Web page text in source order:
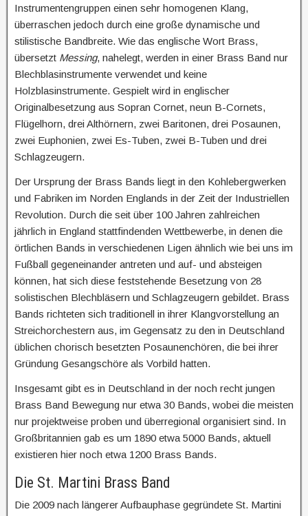
Instrumentengruppen einen sehr homogenen Klang,
überraschen jedoch durch eine große dynamische und
stilistische Bandbreite. Wie das englische Wort Brass,
übersetzt Messing, nahelegt, werden in einer Brass Band nur
Blechblasinstrumente verwendet und keine
Holzblasinstrumente. Gespielt wird in englischer
Originalbesetzung aus Sopran Cornet, neun B-Cornets,
Flügelhorn, drei Althörnern, zwei Baritonen, drei Posaunen,
zwei Euphonien, zwei Es-Tuben, zwei B-Tuben und drei
Schlagzeugern.
Der Ursprung der Brass Bands liegt in den Kohlebergwerken
und Fabriken im Norden Englands in der Zeit der Industriellen
Revolution. Durch die seit über 100 Jahren zahlreichen
jährlich in England stattfindenden Wettbewerbe, in denen die
örtlichen Bands in verschiedenen Ligen ähnlich wie bei uns im
Fußball gegeneinander antreten und auf- und absteigen
können, hat sich diese feststehende Besetzung von 28
solistischen Blechbläsern und Schlagzeugern gebildet. Brass
Bands richteten sich traditionell in ihrer Klangvorstellung an
Streichorchestern aus, im Gegensatz zu den in Deutschland
üblichen chorisch besetzten Posaunenchören, die bei ihrer
Gründung Gesangschöre als Vorbild hatten.
Insgesamt gibt es in Deutschland in der noch recht jungen
Brass Band Bewegung nur etwa 30 Bands, wobei die meisten
nur projektweise proben und überregional organisiert sind. In
Großbritannien gab es um 1890 etwa 5000 Bands, aktuell
existieren hier noch etwa 1200 Brass Bands.
Die St. Martini Brass Band
Die 2009 nach längerer Aufbauphase gegründete St. Martini